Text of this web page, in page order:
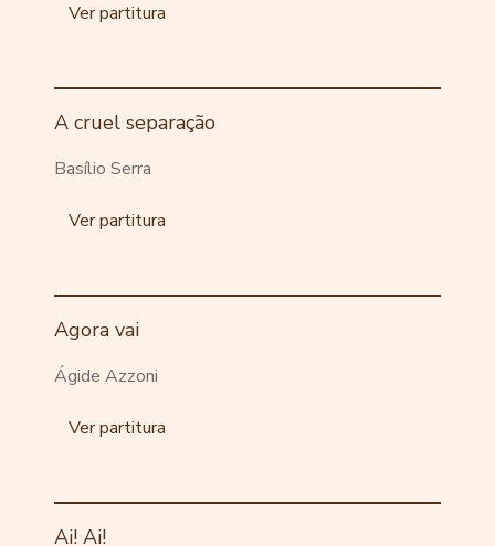
Ver partitura
A cruel separação
Basílio Serra
Ver partitura
Agora vai
Ágide Azzoni
Ver partitura
Ai! Ai!